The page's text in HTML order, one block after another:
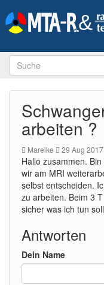
arbeiten ?
Mareike 29 Aug 2017
Hallo zusammen.
wir am MRI
selbst entscheiden.
zu arbeiten. Beim 3
sicher was ich tun
Antworten
Dein Name